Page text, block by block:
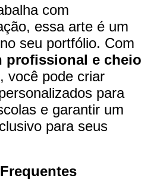
com
essa arte é um
seu portfólio. Com
profissional e cheio
, você pode criar
para
e garantir um
para seus